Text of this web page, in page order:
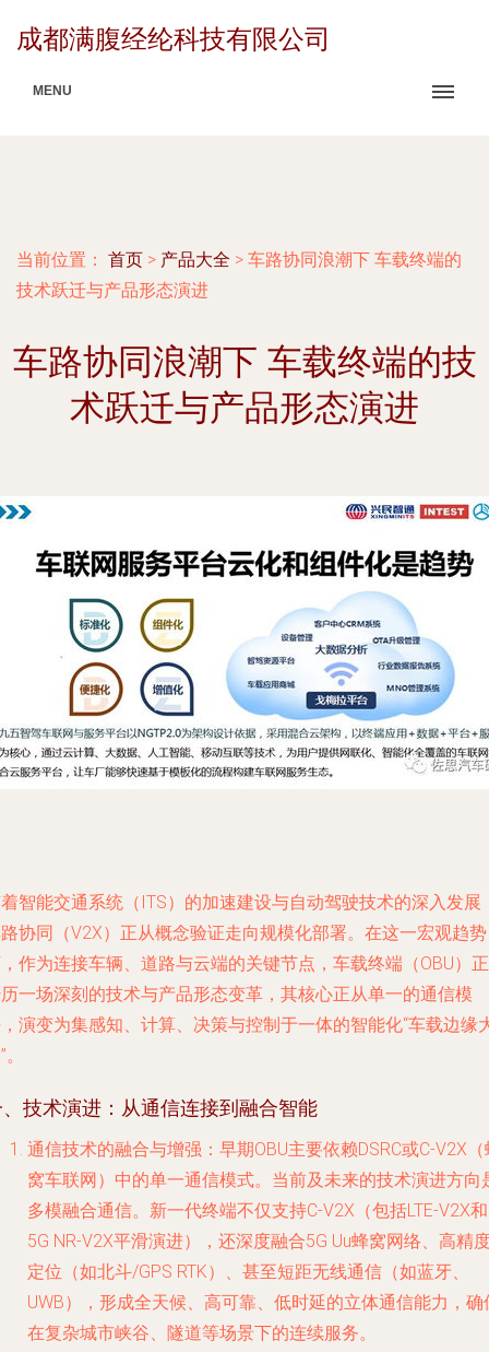
成都满腹经纶科技有限公司
MENU
当前位置： 首页 > 产品大全 > 车路协同浪潮下 车载终端的
技术跃迁与产品形态演进
车路协同浪潮下 车载终端的技
术跃迁与产品形态演进
智能交通系统（ITS）的加速建设与自动驾驶技术的深入发展
协同（V2X）正从概念验证走向规模化部署。在这一宏观趋势
作为连接车辆、道路与云端的关键节点，车载终端（OBU）正
一场深刻的技术与产品形态变革，其核心正从单一的通信模
演变为集感知、计算、决策与控制于一体的智能化“车载边缘
技术演进：从通信连接到融合智能
通信技术的融合与增强 ：早期OBU主要依赖DSRC或C-V2X
窝车联网）中的单一通信模式。当前及未来的技术演进方向
多模融合通信。新一代终端不仅支持C-V2X（包括LTE-V2X
5G NR-V2X平滑演进），还深度融合5G Uu蜂窝网络、高精
定位（如北斗/GPS RTK）、甚至短距无线通信（如蓝牙、
UWB），形成全天候、高可靠、低时延的立体通信能力，确
在复杂城市峡谷、隧道等场景下的连续服务。